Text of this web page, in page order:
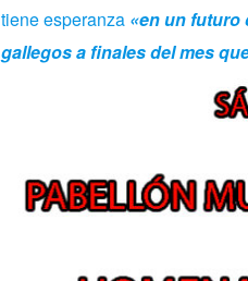
tiene esperanza «en un futuro
gallegos a finales del mes